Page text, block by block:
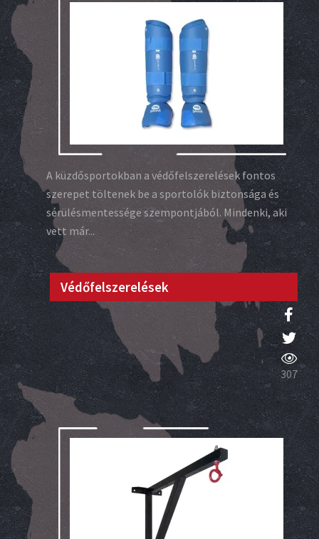
A küzdősportokban a védőfelszerelések fontos
szerepet töltenek be a sportolók biztonsága és
sérülésmentessége szempontjából. Mindenki, aki
vett már...
Védőfelszerelések
307